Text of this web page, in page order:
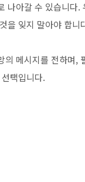
나아갈 수 있습니다
을 잊지 말아야 합니
메시지를 전하며,
택입니다.